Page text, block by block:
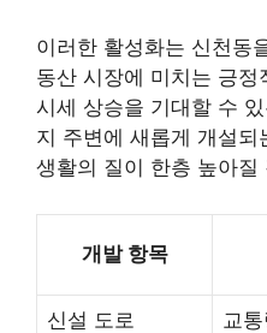
이러한 활성화는 신천동
동산 시장에 미치는 긍정
시세 상승을 기대할 수
지 주변에 새롭게 개설
생활의 질이 한층 높아질
개발 항목
신설 도로 교